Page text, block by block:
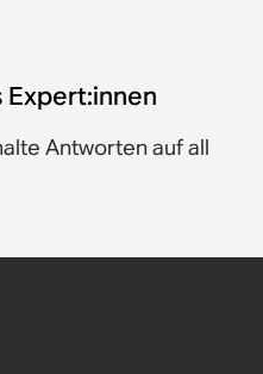
Expert:innen
Antworten auf all